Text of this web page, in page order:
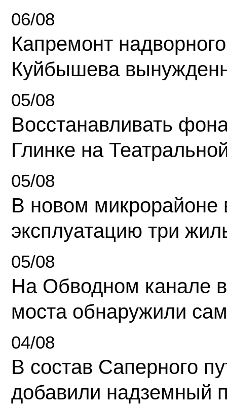
06/08
Капремонт
Куйбышева
05/08
Восстанавливать
Глинке на
05/08
В новом микрорайоне
эксплуатацию три
05/08
На Обводном канале
моста обнаружили
04/08
В состав Саперного
добавили надземный